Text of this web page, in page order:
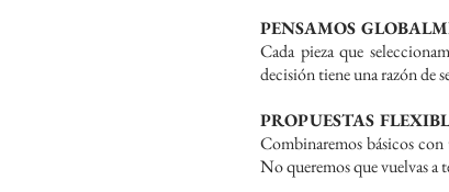
PENSAMOS
Cada pieza que
decisión tiene una razón de
PROPUESTAS
Combinaremos básicos con
No queremos que vuelvas a